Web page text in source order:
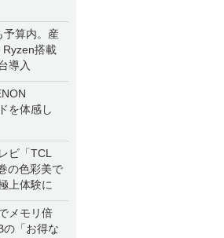
予算内。産
搭載
導入
を体感し
ビ「TCL
の色彩美で
上体験に
メモリ倍
の「お得な